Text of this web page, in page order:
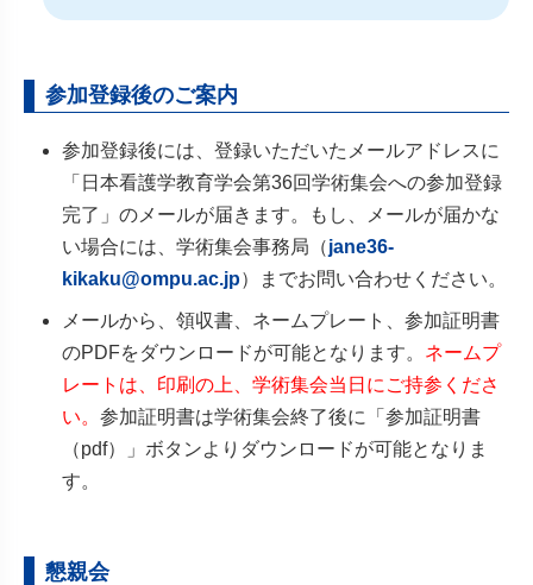
参加登録後のご案内
参加登録後には、登録いただいたメールアドレスに
「日本看護学教育学会第36回学術集会への参加登録
完了」のメールが届きます。もし、メールが届かな
い場合には、学術集会事務局（jane36-
kikaku@ompu.ac.jp）までお問い合わせください。
メールから、領収書、ネームプレート、参加証明書
のPDFをダウンロードが可能となります。 ネームプ
レートは、印刷の上、学術集会当日にご持参くださ
い。 参加証明書は学術集会終了後に「参加証明書
（pdf）」ボタンよりダウンロードが可能となりま
す。
懇親会